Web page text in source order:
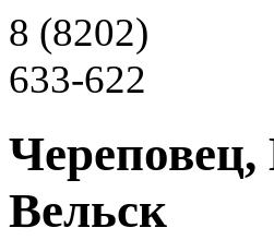
8 (8202)
633-622
Череповец,
Вельск